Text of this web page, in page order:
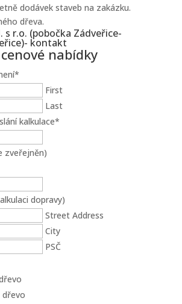
dodávek staveb na zakázku.
dřeva.
s r.o. (pobočka Zádveřice-
kontakt
nabídky
*
First
Last
kalkulace*
zveřejněn)
dopravy)
Street Address
City
PSČ
dřevo